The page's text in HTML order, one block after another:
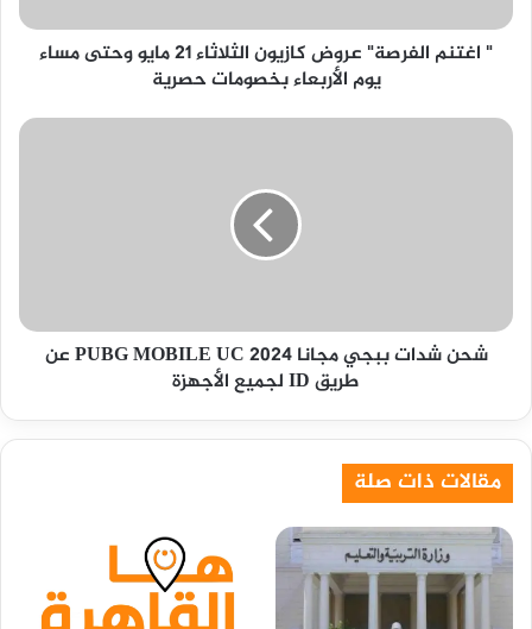
وحتى
مساء
بخصومات
" اغتنم الفرصة" عروض كازيون الثلاثاء 21 مايو وحتى مساء
يوم الأربعاء بخصومات حصرية
شحن
عن
طريق
شحن شدات ببجي مجانا 2024 PUBG MOBILE UC عن
طريق ID لجميع الأجهزة
مقالات ذات صلة